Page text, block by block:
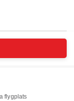
flygplats